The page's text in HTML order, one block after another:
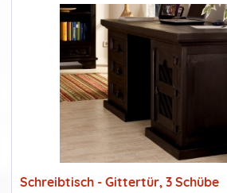
Schreibtisch - Gittertür, 3 Schübe